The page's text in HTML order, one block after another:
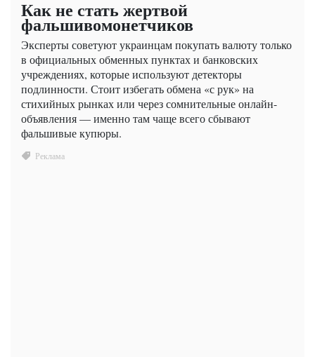
Как не стать жертвой
фальшивомонетчиков
Эксперты советуют украинцам покупать валюту только
в официальных обменных пунктах и банковских
учреждениях, которые используют детекторы
подлинности. Стоит избегать обмена «с рук» на
стихийных рынках или через сомнительные онлайн-
объявления — именно там чаще всего сбывают
фальшивые купюры.